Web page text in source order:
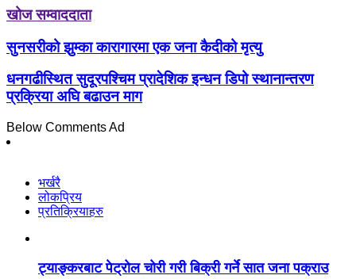
खोज सम्वाददाता
सुनसरीको झुम्का कारागारमा एक जना कैदीको मृत्यु
धनगढीस्थित सुदूरपश्चिम प्रादेशिक इन्धन डिपो स्थानान्तरण
प्रक्रिया अघि बढाउन माग
Below Comments Ad
भर्खरै
लोकप्रिय
प्रतिक्रियाहरु
ट्याङ्करबाट पेट्रोल चोरी गरी बिक्री गर्ने सात जना पक्राउ